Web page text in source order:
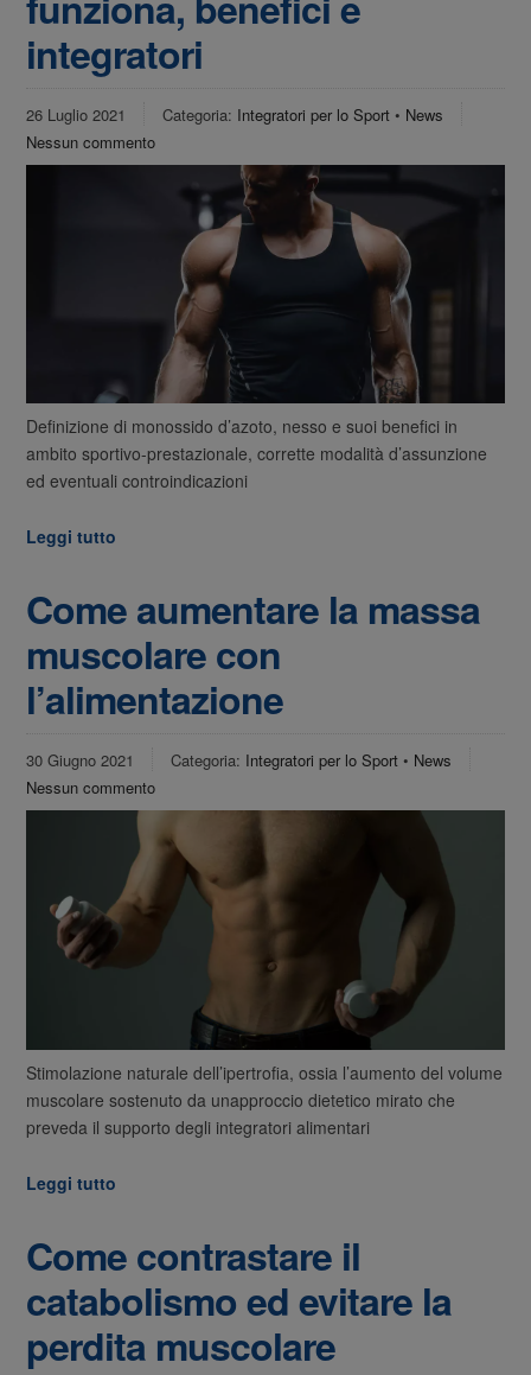
integratori
26 Luglio 2021 Categoria: Integratori per lo Sport • News
Nessun commento
Definizione di monossido d’azoto, nesso e suoi benefici in
ambito sportivo-prestazionale, corrette modalità d’assunzione
ed eventuali controindicazioni
Leggi tutto
Come aumentare la massa
muscolare con
l’alimentazione
30 Giugno 2021 Categoria: Integratori per lo Sport • News
Nessun commento
Stimolazione naturale dell’ipertrofia, ossia l’aumento del volume
muscolare sostenuto da unapproccio dietetico mirato che
preveda il supporto degli integratori alimentari
Leggi tutto
Come contrastare il
catabolismo ed evitare la
perdita muscolare